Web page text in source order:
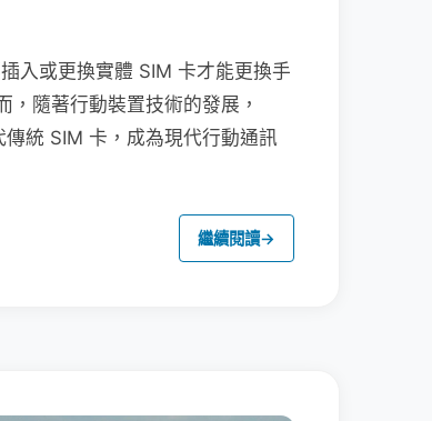
入或更換實體 SIM 卡才能更換手
隨著行動裝置技術的發展，
統 SIM 卡，成為現代行動通訊
繼續閱讀→